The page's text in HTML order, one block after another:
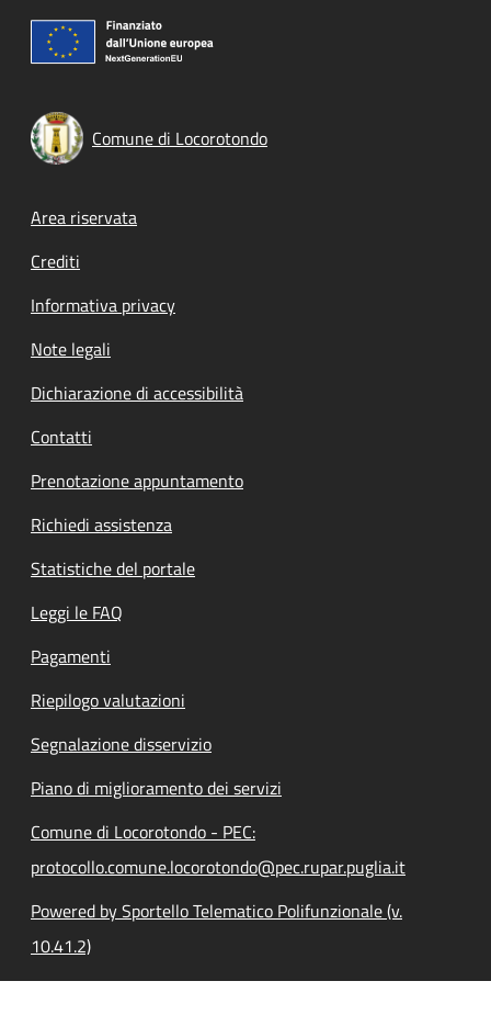
Comune di Locorotondo
Footer menu
Area riservata
Crediti
Informativa privacy
Note legali
Dichiarazione di accessibilità
Contatti
Prenotazione appuntamento
Richiedi assistenza
Statistiche del portale
Leggi le FAQ
Pagamenti
Riepilogo valutazioni
Segnalazione disservizio
Piano di miglioramento dei servizi
Comune di Locorotondo - PEC:
protocollo.comune.locorotondo@pec.rupar.puglia.it
Powered by Sportello Telematico Polifunzionale (v.
10.41.2)